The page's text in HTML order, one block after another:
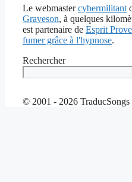
Le webmastercybermilitant
Graveson, à quelques
est partenaire de Esprit
fumer grâce à l'hypnose.
Rechercher
© 2001 - 2026 TraducSongs